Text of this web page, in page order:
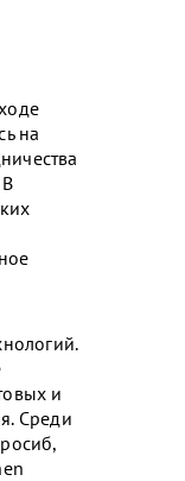
на
и
Среди